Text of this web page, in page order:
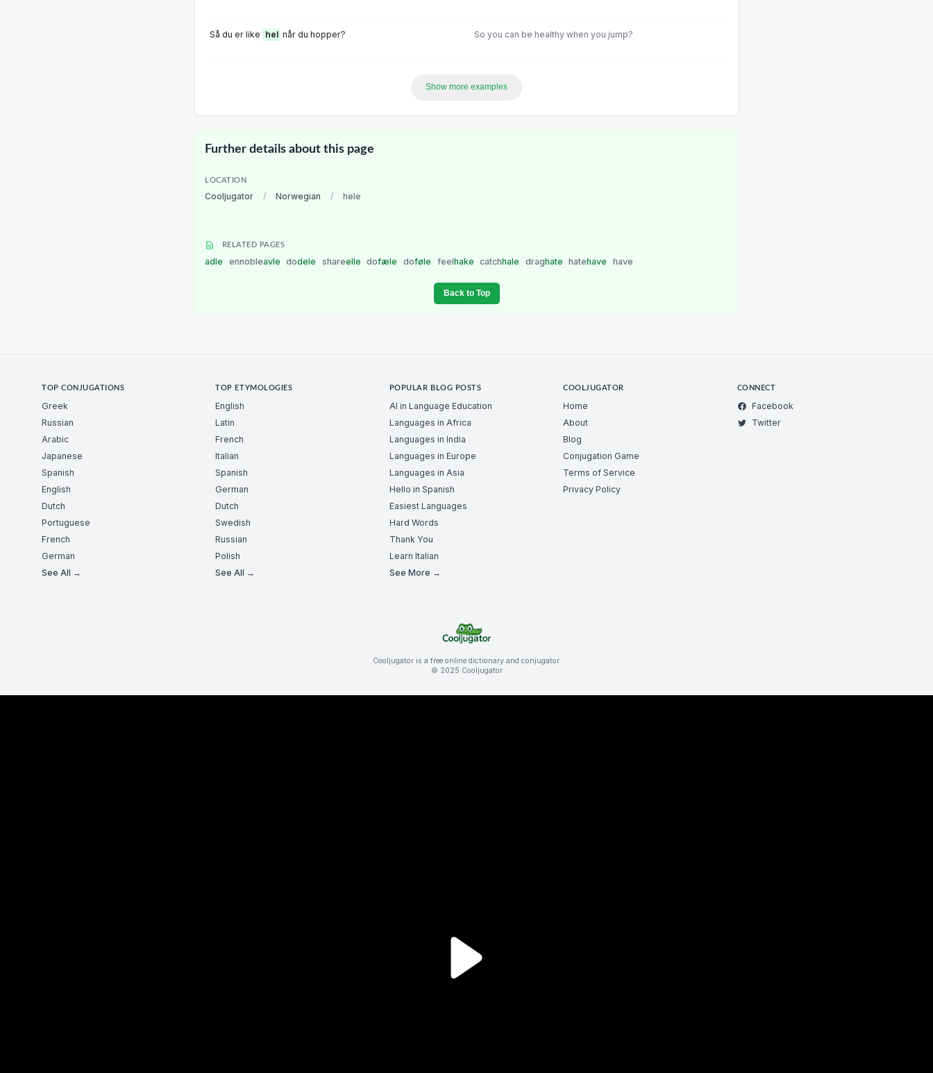
Så du er like hel når du hopper? So you can be healthy when you jump?
Show more examples
Further details about this page
LOCATION
Cooljugator / Norwegian / hele
RELATED PAGES
adle ennobleavle dodele shareelle dofæle doføle feelhake catchhale draghate hatehave have
Back to Top
TOP CONJUGATIONS
Greek
Russian
Arabic
Japanese
Spanish
English
Dutch
Portuguese
French
German
See All →
TOP ETYMOLOGIES
English
Latin
French
Italian
Spanish
German
Dutch
Swedish
Russian
Polish
See All →
POPULAR BLOG POSTS
AI in Language Education
Languages in Africa
Languages in India
Languages in Europe
Languages in Asia
Hello in Spanish
Easiest Languages
Hard Words
Thank You
Learn Italian
See More →
COOLJUGATOR
Home
About
Blog
Conjugation Game
Terms of Service
Privacy Policy
CONNECT
Facebook
Twitter
Cooljugator is a free online dictionary and conjugator.
© 2025 Cooljugator